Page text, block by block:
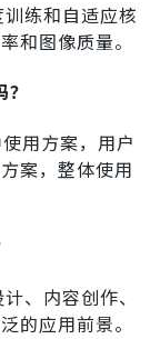
练和自适应核
和图像质量。
用方案，用户
案，整体使用
、内容创作、
的应用前景。